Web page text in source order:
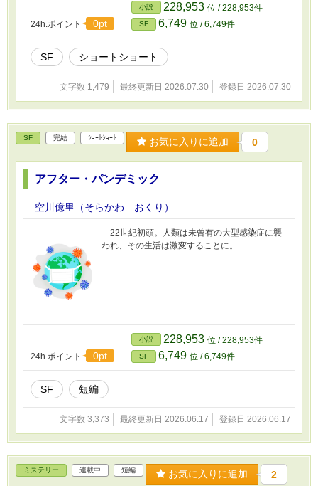
24h.ポイント 0pt
小説 228,953 位 / 228,953件
SF 6,749 位 / 6,749件
SF ショートショート
文字数 1,479 最終更新日 2026.07.30 登録日 2026.07.30
SF 完結 ｼｮｰﾄｼｮｰﾄ お気に入りに追加 0
アフター・パンデミック
空川億里（そらかわ おくり）
22世紀初頭。人類は未曾有の大型感染症に襲
われ、その生活は激変することに。
24h.ポイント 0pt
小説 228,953 位 / 228,953件
SF 6,749 位 / 6,749件
SF 短編
文字数 3,373 最終更新日 2026.06.17 登録日 2026.06.17
ミステリー 連載中 短編 お気に入りに追加 2